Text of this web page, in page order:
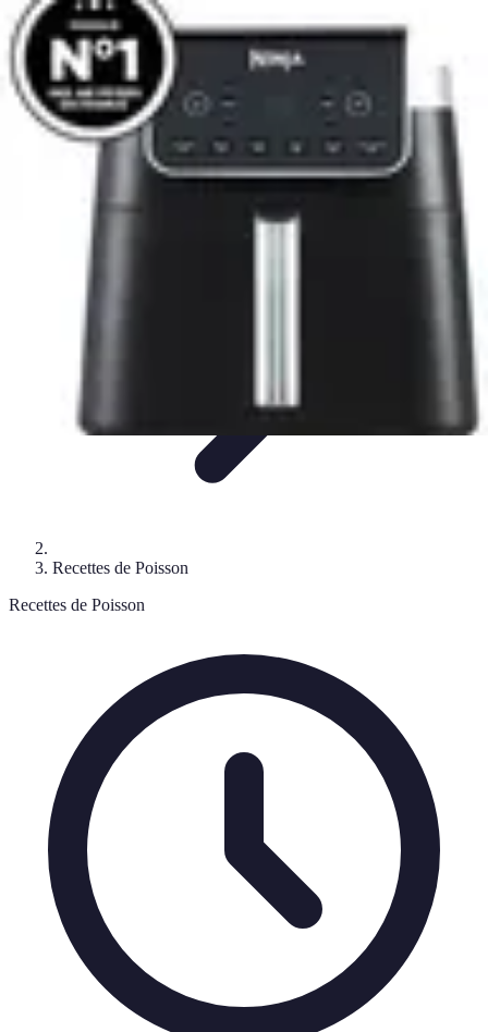
Recettes de Poissons
Recettes de Papillote
Recettes FacilesRecettesRecettes de
MarinadesRecettes de Poisson
Recettes de Poissons
Recettes de Poisson
Recettes de Poisson